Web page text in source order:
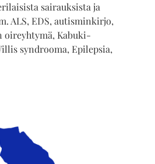
sairauksista ja
ALS, EDS, autisminkirjo,
oireyhtymä, Kabuki-
syndrooma, Epilepsia,